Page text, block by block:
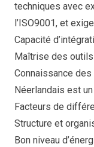
techniques avec
l’ISO9001, et
Capacité
Maîtrise des
Connaissance
Néerlandais est
Facteurs de
Structure et
Bon niveau